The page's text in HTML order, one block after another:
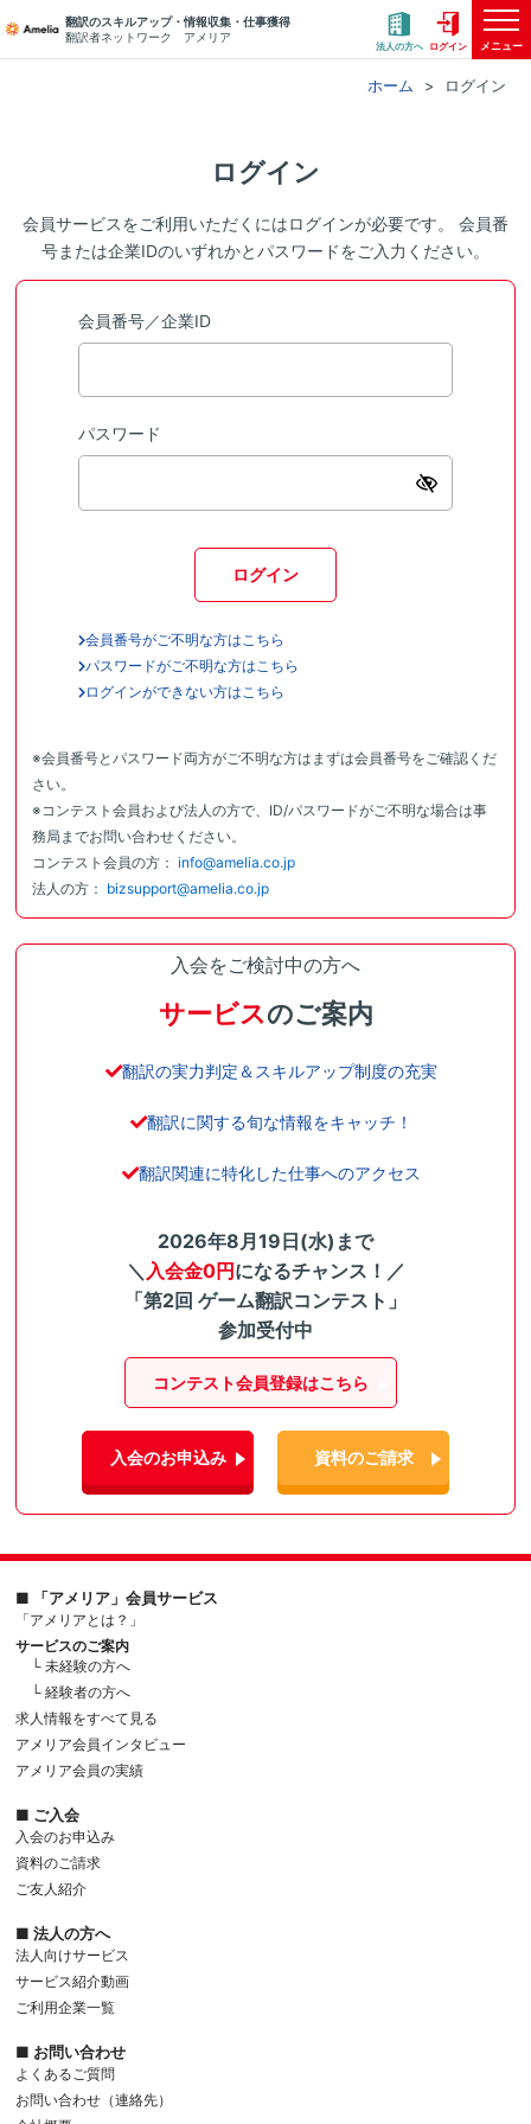
翻訳のスキルアップ・情報収集・仕事獲得
翻訳者ネットワーク アメリア
法人の方へ ログイン メニュー
ホーム ログイン
ログイン
会員サービスをご利用いただくにはログインが必要です。 会員番
号または企業IDのいずれかとパスワードをご入力ください。
会員番号／企業ID
パスワード
ログイン
会員番号がご不明な方はこちら
パスワードがご不明な方はこちら
ログインができない方はこちら
※会員番号とパスワード両方がご不明な方はまずは会員番号をご確認くだ
さい。
※コンテスト会員および法人の方で、ID/パスワードがご不明な場合は事
務局までお問い合わせください。
コンテスト会員の方： info@amelia.co.jp
法人の方： bizsupport@amelia.co.jp
入会をご検討中の方へ
サービスのご案内
翻訳の実力判定＆スキルアップ制度の充実
翻訳に関する旬な情報をキャッチ！
翻訳関連に特化した仕事へのアクセス
2026年8月19日(水)まで
＼ 入会金0円になるチャンス！／
「第2回 ゲーム翻訳コンテスト」
参加受付中
コンテスト会員登録はこちら
入会のお申込み 資料のご請求
■ 「アメリア」会員サービス
「アメリアとは？」
サービスのご案内
└ 未経験の方へ
└ 経験者の方へ
求人情報をすべて見る
アメリア会員インタビュー
アメリア会員の実績
■ ご入会
入会のお申込み
資料のご請求
ご友人紹介
■ 法人の方へ
法人向けサービス
サービス紹介動画
ご利用企業一覧
■ お問い合わせ
よくあるご質問
お問い合わせ（連絡先）